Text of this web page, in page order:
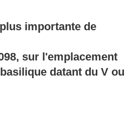
importante de
sur l'emplacement
datant du V ou